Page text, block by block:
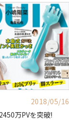
2018/05/16
万PVを突破!